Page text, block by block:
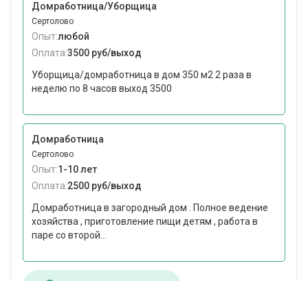
Домработница/Уборщица
Сертолово
Опыт:любой
Оплата:3500 руб/выход
Уборщица/домработница в дом 350 м2 2 раза в
неделю по 8 часов выход 3500
Домработница
Сертолово
Опыт:1-10 лет
Оплата:2500 руб/выход
Домработница в загородный дом . Полное ведение
хозяйства , приготовление пищи детям , работа в
паре со второй...